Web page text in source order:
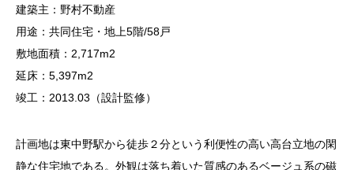
建築主：野村不動産
用途：共同住宅・地上5階/58戸
敷地面積：2,717m2
延床：5,397m2
竣工：2013.03（設計監修）
計画地は東中野駅から徒歩２分という利便性の高い高台立地の閑
静な住宅地である。外観は落ち着いた質感のあるベージュ系の磁